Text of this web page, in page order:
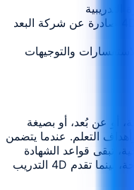
○ شهادة إتمام الدورة التدريبية 4D صادرة عن شركة البعد
والتوجيهات
أو عن بُعد، أو بصيغة
التعلم. عندما يتضمن
تبقى قواعد الشهادة
ورسومها خاضعة لسياسات الجهة المانحة، بينما تقدم 4D التدريب